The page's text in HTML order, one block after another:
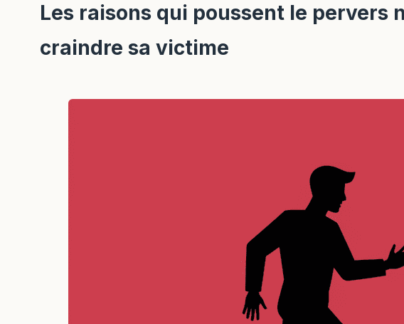
Les raisons qui poussent le pervers
craindre sa victime